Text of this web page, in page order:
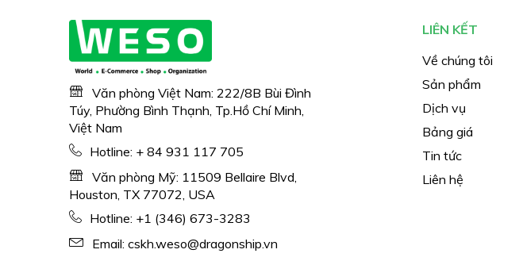
máy tạo độ ẩm phun
sương mát cho gia đình
và văn phòng
Văn phòng Việt Nam: 222/8B Bùi Đình
Túy, Phường Bình Thạnh, Tp.Hồ Chí Minh,
Việt Nam
Hotline: + 84 931 117 705
Văn phòng Mỹ: 11509 Bellaire Blvd,
Houston, TX 77072, USA
Hotline: +1 (346) 673-3283
Email: cskh.weso@dragonship.vn
LIÊN KẾT
Về chúng tôi
Sản phẩm
Dịch vụ
Bảng giá
Tin tức
Liên hệ